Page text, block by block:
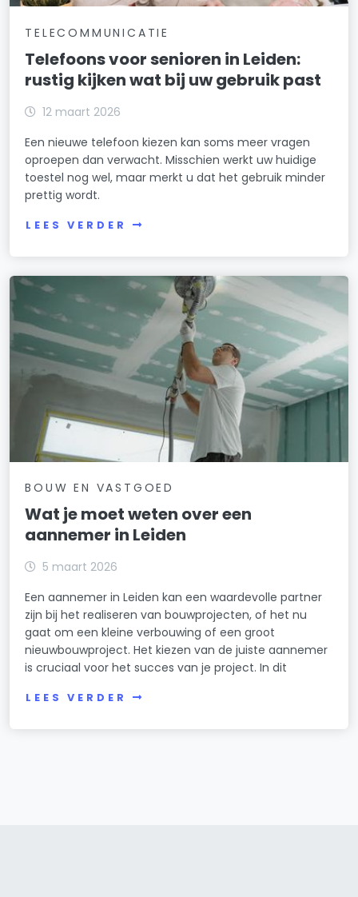
TELECOMMUNICATIE
Telefoons voor senioren in Leiden:
rustig kijken wat bij uw gebruik past
12 maart 2026
Een nieuwe telefoon kiezen kan soms meer vragen
oproepen dan verwacht. Misschien werkt uw huidige
toestel nog wel, maar merkt u dat het gebruik minder
prettig wordt.
LEES VERDER
BOUW EN VASTGOED
Wat je moet weten over een
aannemer in Leiden
5 maart 2026
Een aannemer in Leiden kan een waardevolle partner
zijn bij het realiseren van bouwprojecten, of het nu
gaat om een kleine verbouwing of een groot
nieuwbouwproject. Het kiezen van de juiste aannemer
is cruciaal voor het succes van je project. In dit
LEES VERDER